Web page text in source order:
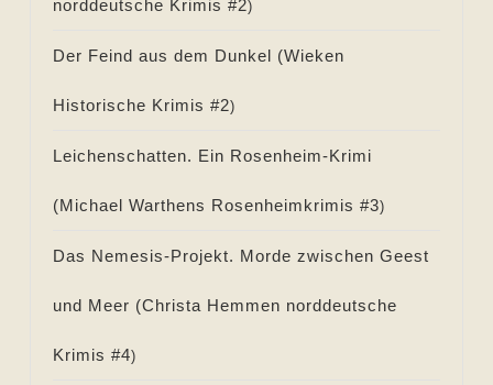
norddeutsche Krimis #2)
Der Feind aus dem Dunkel (Wieken
Historische Krimis #2)
Leichenschatten. Ein Rosenheim-Krimi
(Michael Warthens Rosenheimkrimis #3)
Das Nemesis-Projekt. Morde zwischen Geest
und Meer (Christa Hemmen norddeutsche
Krimis #4)